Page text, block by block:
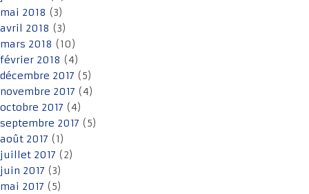
mai 2018 (3)
avril 2018 (3)
mars 2018 (10)
février 2018 (4)
décembre 2017 (5)
novembre 2017 (4)
octobre 2017 (4)
septembre 2017 (5)
août 2017 (1)
juillet 2017 (2)
juin 2017 (3)
mai 2017 (5)